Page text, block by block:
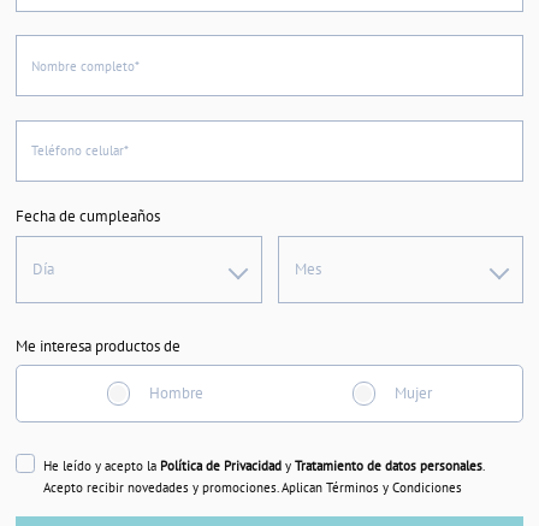
Nombre completo*
Teléfono celular*
Fecha de cumpleaños
Día Mes
Me interesa productos de
Hombre Mujer
He leído y acepto la Política de Privacidady Tratamiento de datos personales.
Acepto recibir novedades y promociones. Aplican Términos y Condiciones